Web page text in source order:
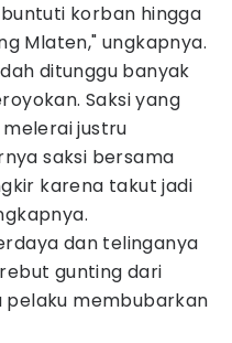
korban hingga
Mlaten," ungkapnya.
ditunggu banyak
Saksi yang
justru
saksi bersama
karena takut jadi
dan telinganya
gunting dari
membubarkan